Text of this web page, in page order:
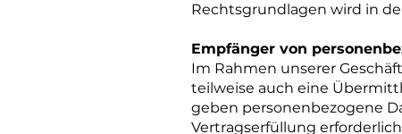
Rechtsgrundlagen wird in
Empfänger von
Im Rahmen unserer
teilweise auch eine
geben personenbezogene
Vertragserfüllung